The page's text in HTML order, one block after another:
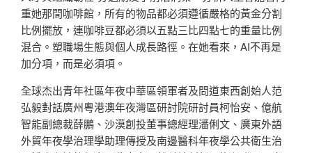
重她那間咖啡館，所有的物品都必須遵循嚴格的黃金分割
比例擺放，連咖啡豆都必須以五點三比四點七的重量比例
混合。塑職場生態與個人成長路徑。在她看來，AI不再是
加分項，而是必須項。
全球杰出青年社區年夜中華區領軍者及問道東西創始人范
弘毅對話廣州粵港澳年夜灣區研討院研討員柯怡安、億航
智能副總裁薛鵬、沙漠創投董事總經理潘俐文、廣東外語
外貿年夜學治理學助理傳授及南邊醫科年夜學公共衛生治